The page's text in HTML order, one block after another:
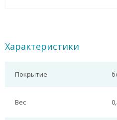
Характеристики
Покрытие
Вес